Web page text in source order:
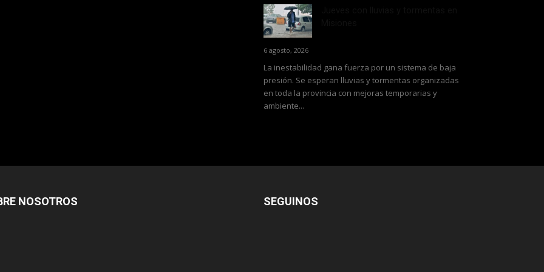
6 agosto, 2026
La inestabilidad gana fuerza por un sistema de baja
presión. Se esperan lluvias y tormentas organizadas
en toda la provincia con mejoras temporarias y
ambiente...
NOSOTROS SEGUINOS